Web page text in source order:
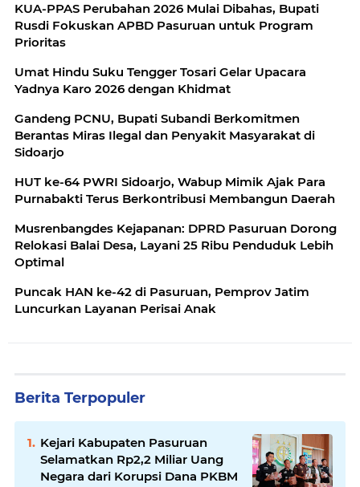
KUA-PPAS Perubahan 2026 Mulai Dibahas, Bupati
Rusdi Fokuskan APBD Pasuruan untuk Program
Prioritas
Umat Hindu Suku Tengger Tosari Gelar Upacara
Yadnya Karo 2026 dengan Khidmat
Gandeng PCNU, Bupati Subandi Berkomitmen
Berantas Miras Ilegal dan Penyakit Masyarakat di
Sidoarjo
HUT ke-64 PWRI Sidoarjo, Wabup Mimik Ajak Para
Purnabakti Terus Berkontribusi Membangun Daerah
Musrenbangdes Kejapanan: DPRD Pasuruan Dorong
Relokasi Balai Desa, Layani 25 Ribu Penduduk Lebih
Optimal
Puncak HAN ke-42 di Pasuruan, Pemprov Jatim
Luncurkan Layanan Perisai Anak
Berita Terpopuler
Kejari Kabupaten Pasuruan
Selamatkan Rp2,2 Miliar Uang
Negara dari Korupsi Dana PKBM